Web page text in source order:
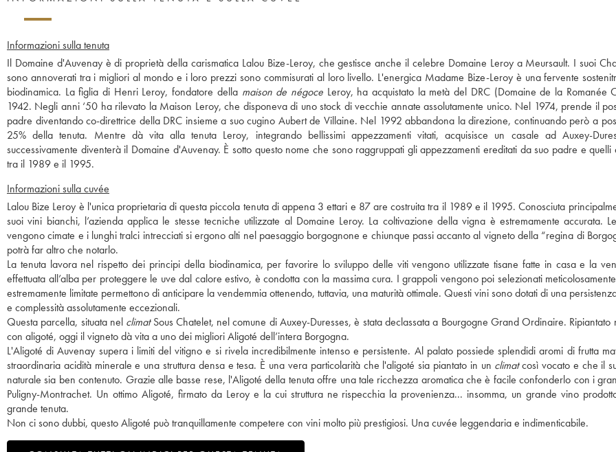
Informazioni sulla tenuta
Il Domaine d'Auvenay è di proprietà della carismatica Lalou Bize-Leroy, che gestisce anche il celebre Domaine Leroy a Meursault. I suoi
sono annoverati tra i migliori al mondo e i loro prezzi sono commisurati al loro livello. L'energica Madame Bize-Leroy è una fervente
biodinamica. La figlia di Henri Leroy, fondatore della maison de négoce Leroy, ha acquistato la metà del DRC (Domaine de la Romanée
1942. Negli anni ‘50 ha rilevato la Maison Leroy, che disponeva di uno stock di vecchie annate assolutamente unico. Nel 1974, prende il
padre diventando co-direttrice della DRC insieme a suo cugino Aubert de Villaine. Nel 1992 abbandona la direzione, continuando però a
25% della tenuta. Mentre dà vita alla tenuta Leroy, integrando bellissimi appezzamenti vitati, acquisisce un casale ad Auxey-
successivamente diventerà il Domaine d'Auvenay. È sotto questo nome che sono raggruppati gli appezzamenti ereditati da suo padre e quelli
tra il 1989 e il 1995.
Informazioni sulla cuvée
Lalou Bize Leroy è l'unica proprietaria di questa piccola tenuta di appena 3 ettari e 87 are costruita tra il 1989 e il 1995. Conosciuta
suoi vini bianchi, l’azienda applica le stesse tecniche utilizzate al Domaine Leroy. La coltivazione della vigna è estremamente accurata.
vengono cimate e i lunghi tralci intrecciati si ergono alti nel paesaggio borgognone e chiunque passi accanto al vigneto della “regina di
potrà far altro che notarlo.
La tenuta lavora nel rispetto dei principi della biodinamica, per favorire lo sviluppo delle viti vengono utilizzate tisane fatte in casa e la
effettuata all’alba per proteggere le uve dal calore estivo, è condotta con la massima cura. I grappoli vengono poi selezionati
estremamente limitate permettono di anticipare la vendemmia ottenendo, tuttavia, una maturità ottimale. Questi vini sono dotati di una
e complessità assolutamente eccezionali.
Questa parcella, situata nel climatSous Chatelet, nel comune di Auxey-Duresses, è stata declassata a Bourgogne Grand Ordinaire.
con aligoté, oggi il vigneto dà vita a uno dei migliori Aligoté dell’intera Borgogna.
L'Aligoté di Auvenay supera i limiti del vitigno e si rivela incredibilmente intenso e persistente. Al palato possiede splendidi aromi di frutta
straordinaria acidità minerale e una struttura densa e tesa. È una vera particolarità che l'aligoté sia piantato in un climatcosì vocato e che il
naturale sia ben contenuto. Grazie alle basse rese, l'Aligoté della tenuta offre una tale ricchezza aromatica che è facile confonderlo con i
Puligny-Montrachet. Un ottimo Aligoté, firmato da Leroy e la cui struttura ne rispecchia la provenienza... insomma, un grande vino
grande tenuta.
Non ci sono dubbi, questo Aligoté può tranquillamente competere con vini molto più prestigiosi. Una cuvée leggendaria e indimenticabile.